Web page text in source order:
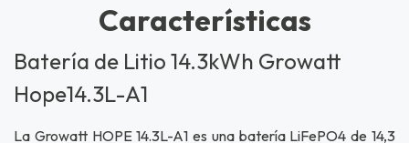
Características
Batería de Litio 14.3kWh Growatt
Hope14.3L-A1
La Growatt HOPE 14.3L-A1 es una batería LiFePO4 de 14,3